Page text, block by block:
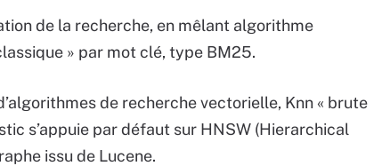
de la recherche, en mêlant algorithme
» par mot clé, type BM25.
de recherche vectorielle, Knn « brute
s’appuie par défaut sur HNSW (Hierarchical
issu de Lucene.